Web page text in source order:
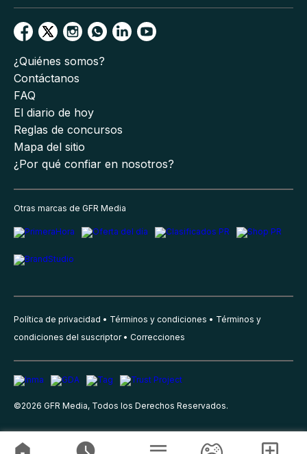
¿Quiénes somos?
Contáctanos
FAQ
El diario de hoy
Reglas de concursos
Mapa del sitio
¿Por qué confiar en nosotros?
Otras marcas de GFR Media
Política de privacidad Términos y condiciones
Términos y
condiciones del suscriptor
Correcciones
©2026 GFR Media, Todos los Derechos Reservados.